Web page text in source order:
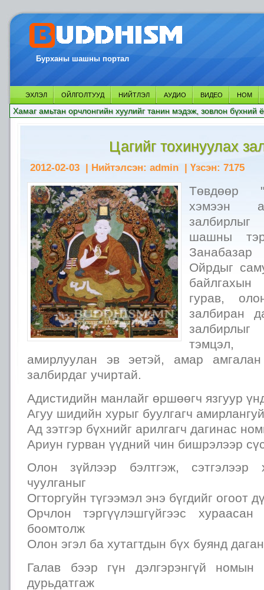
Бурханы шашны портал
ЭХЛЭЛ ОЙЛГОЛТУУД НИЙТЛЭЛ АУДИО ВИДЕО НОМ
Хамаг амьтан орчлонгийн хуулийг танин мэдэж, зовлон бүхний
Цагийг тохинуулах
2012-02-03 | Нийтэлсэн: admin | Үзсэн: 7175
Төвдөөр
хэмээн
шашны
Ойрдыг
гурав,
залбиран
тэмцэл,
амирлуулан эв эетэй, амар
залбирдаг учиртай.
Адистидийн манлайг өршөөгч язгуур
Агуу шидийн хурыг буулгагч
Ад зэтгэр бүхнийг арилгагч дагинас
Ариун гурван үүдний чин бишрэлээр
Олон зүйлээр бэлтгэж, сэтгэлээр
чуулганыг
Огторгуйн түгээмэл энэ бүгдийг огоот
Орчлон тэргүүлэшгүйгээс
боомтолж
Олон эгэл ба хутагтдын бүх буянд
Галав бээр гүн дэлгэрэнгүй номын
дурьдатгаж